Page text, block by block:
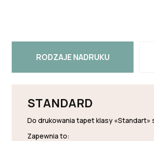
RODZAJE NADRUKU
STANDARD
Do drukowania tapet klasy
Zapewnia to: